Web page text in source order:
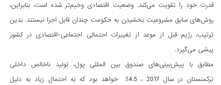
قدرت خود را تقویت می‌کند. وضعیت اقتصادی وخیم‌تر شده است، بنابراین،
روش‌های سابق مشروعیت بخشیدن به حکومت چندان قابل اجرا نیستند. بدین
ترتیب، رژیم قبل از موعد از تغییرات احتمالی اجتماعی-اقتصادی در کشور
پیشی می‌گیرد.
مطابق با پیش‌بینی‌های صندوق بین المللی پول، تولید ناخالص داخلی
ترکمنستان در سال 2017 ، 4.5٪ خواهد بود که به احتمال زیاد به دلیل